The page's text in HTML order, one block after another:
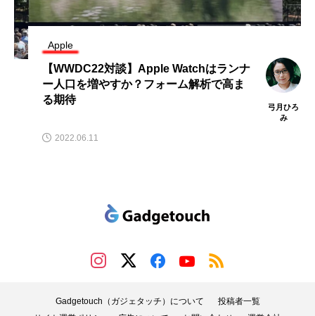
Apple
【WWDC22対談】Apple Watchはランナ
ー人口を増やすか？フォーム解析で高ま
る期待
弓月ひろ
み
2022.06.11
Gadgetouch（ガジェタッチ）について
投稿者一覧